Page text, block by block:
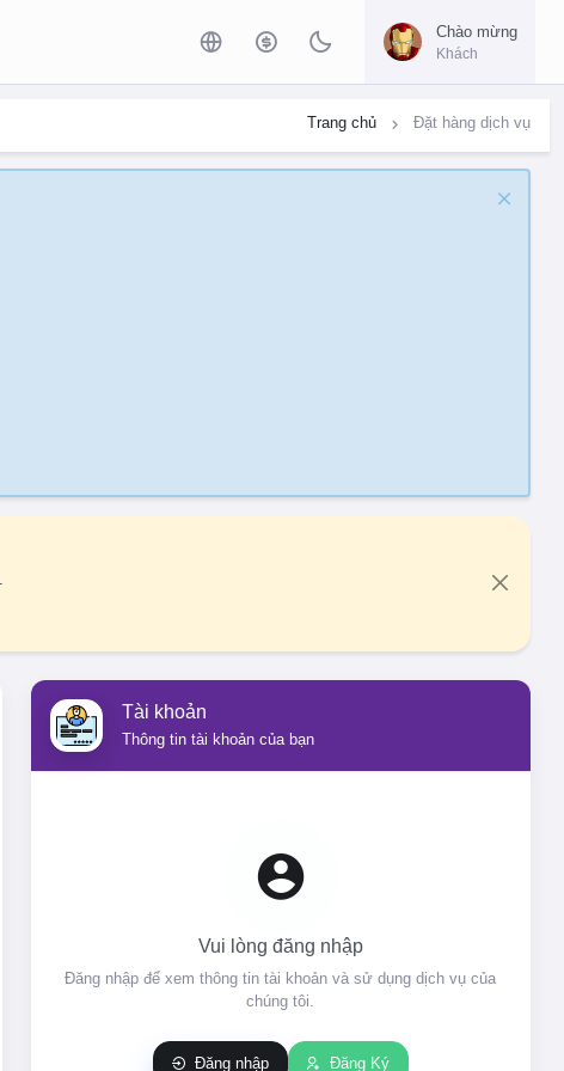
Chào mừng
Khách
Trang chủ Đặt hàng dịch vụ
Tài khoản
Thông tin tài khoản của bạn
Vui lòng đăng nhập
Đăng nhập để xem thông tin tài khoản và sử dụng dịch vụ của
chúng tôi.
Đăng nhập Đăng Ký